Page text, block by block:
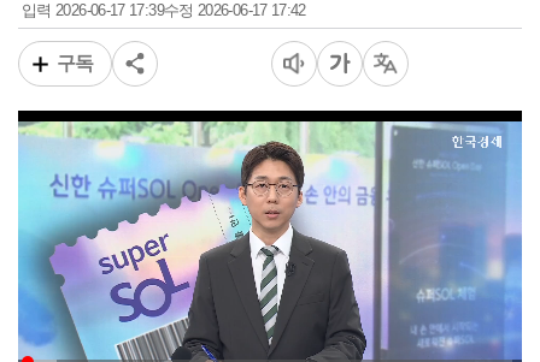
입력2026-06-17 17:39수정 2026-06-17 17:42
구독